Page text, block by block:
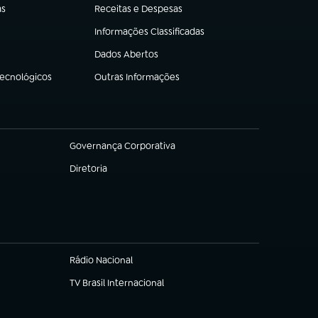
Receitas e Despesas
(abre em nova aba)
Informações Classificadas
(abre em nova aba)
Dados Abertos
(abre em nova aba)
Outras Informações
(abre em nova aba)
Governança Corporativa
(abre em nova aba)
Diretoria
(abre em nova aba)
Rádio Nacional
TV Brasil Internacional
(abre em nova aba)